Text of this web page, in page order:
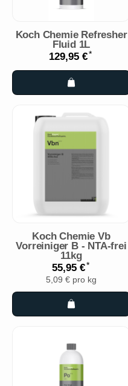
Koch Chemie Refresher
Fluid 1L
129,95 €*
Koch Chemie Vb
Vorreiniger B - NTA-frei
11kg
55,95 €*
5,09 € pro kg